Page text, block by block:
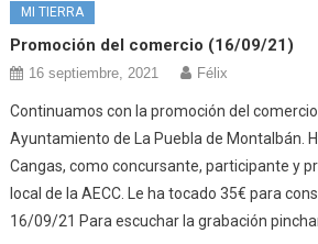
MI TIERRA
Promoción del comercio (16/09/21)
16 septiembre, 2021 Félix
Continuamos con la promoción del
Ayuntamiento de La Puebla de Montalbán.
Cangas, como concursante, participante y
local de la AECC. Le ha tocado 35€ para
16/09/21 Para escuchar la grabación